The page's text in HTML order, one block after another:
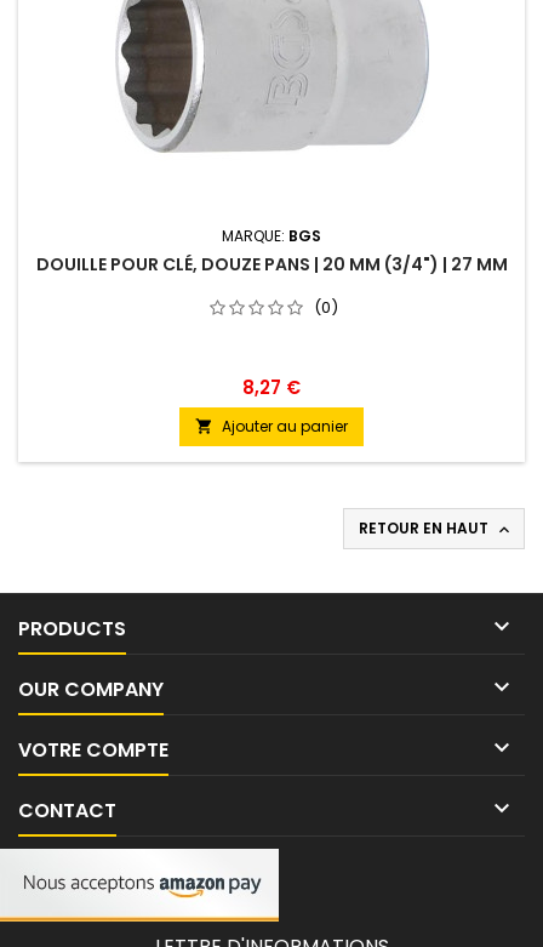
MARQUE: BGS
DOUILLE POUR CLÉ, DOUZE PANS | 20 MM (3/4") | 27 MM
(0)
8,27 €
 Ajouter au panier
RETOUR EN HAUT 
PRODUCTS 
OUR COMPANY 
VOTRE COMPTE 
CONTACT 